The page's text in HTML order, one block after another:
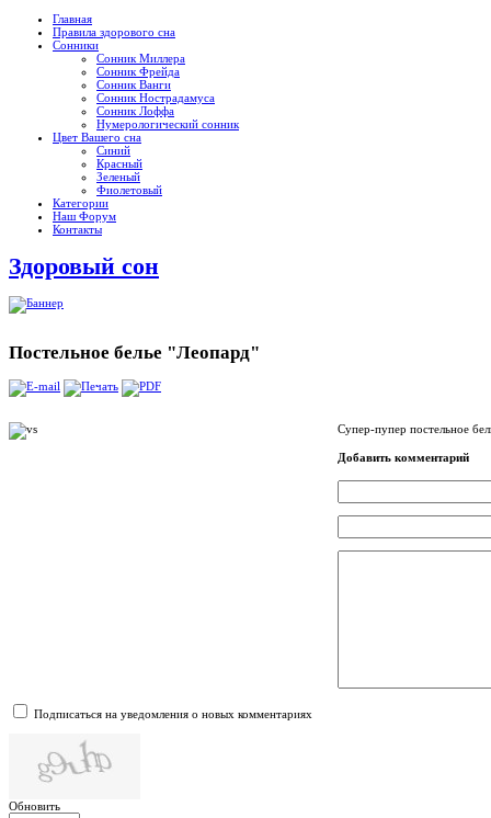
Главная
Правила здорового сна
Сонники
Сонник Миллера
Сонник Фрейда
Сонник Ванги
Сонник Нострадамуса
Сонник Лоффа
Нумерологический сонник
Цвет Вашего сна
Синий
Красный
Зеленый
Фиолетовый
Категории
Наш Форум
Контакты
Здоровый сон
Постельное белье "Леопард"
Супер-пупер постельное
Добавить комментарий
Подписаться на уведомления о новых комментариях
Обновить